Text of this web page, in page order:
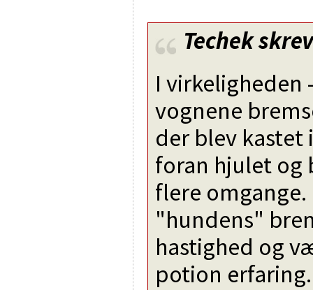
Techek
I virkeligheden
vognene
der blev kastet
foran hjulet og
flere
"hundens"
hastighed og
potion erfaring.